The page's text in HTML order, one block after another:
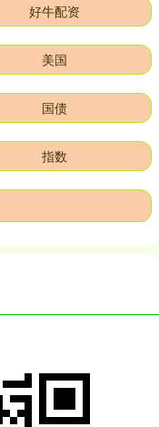
好牛配资
美国
国债
指数